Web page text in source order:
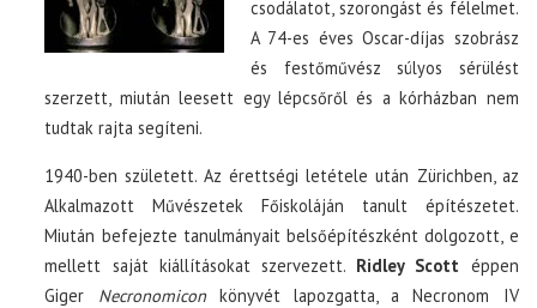
csodálatot, szorongást és félelmet.
A 74-es éves Oscar-díjas szobrász
és festőművész súlyos sérülést
szerzett, miután leesett egy lépcsőről és a kórházban nem
tudtak rajta segíteni.
1940-ben született. Az érettségi letétele után Zürichben, az
Alkalmazott Művészetek Főiskoláján tanult építészetet.
Miután befejezte tanulmányait belsőépítészként dolgozott, e
mellett saját kiállításokat szervezett. Ridley Scott éppen
Giger Necronomiconkönyvét lapozgatta, a Necronom IV